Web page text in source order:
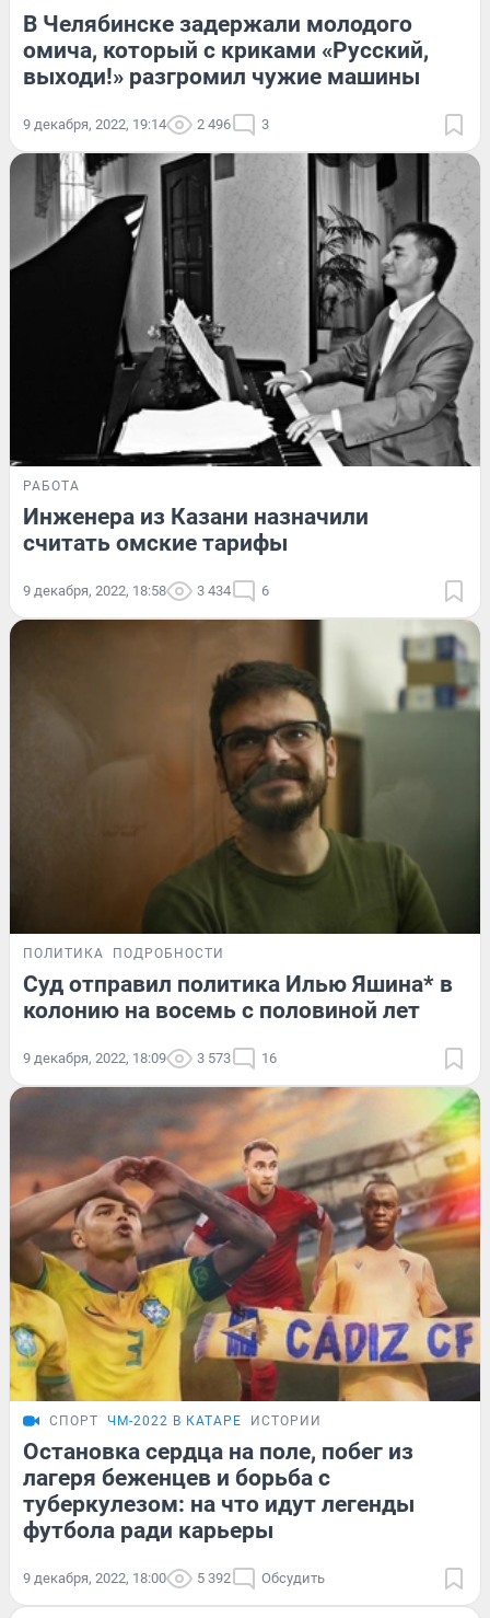
В Челябинске задержали молодого
омича, который с криками «Русский,
выходи!» разгромил чужие машины
9 декабря, 2022, 19:14 2 496 3
РАБОТА
Инженера из Казани назначили
считать омские тарифы
9 декабря, 2022, 18:58 3 434 6
ПОЛИТИКА ПОДРОБНОСТИ
Суд отправил политика Илью Яшина* в
колонию на восемь с половиной лет
9 декабря, 2022, 18:09 3 573 16
СПОРТ ЧМ-2022 В КАТАРЕ ИСТОРИИ
Остановка сердца на поле, побег из
лагеря беженцев и борьба с
туберкулезом: на что идут легенды
футбола ради карьеры
9 декабря, 2022, 18:00 5 392 Обсудить